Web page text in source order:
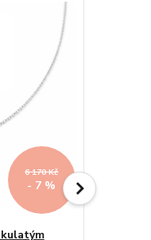
6 170 Kč
- 7 %